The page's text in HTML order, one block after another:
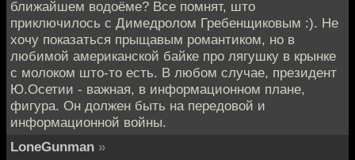
ближайшем водоёме? Все помнят, што
приключилось с Димедролом Гребенщиковым :). Не
хочу показаться прыщавым романтиком, но в
любимой американской байке про лягушку в крынке
с молоком што-то есть. В любом случае, президент
Ю.Осетии - важная, в информационном плане,
фигура. Он должен быть на передовой и
информационной войны.
LoneGunman »